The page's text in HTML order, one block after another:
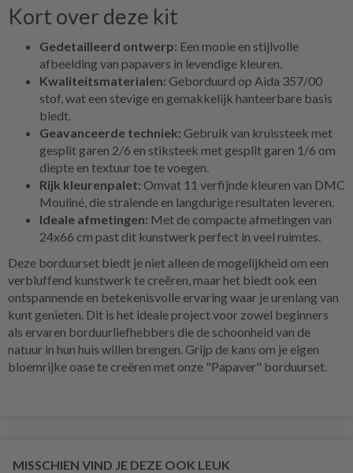
Kort over deze kit
Gedetailleerd ontwerp: Een mooie en stijlvolle
afbeelding van papavers in levendige kleuren.
Kwaliteitsmaterialen: Geborduurd op Aida 357/00
stof, wat een stevige en gemakkelijk hanteerbare basis
biedt.
Geavanceerde techniek: Gebruik van kruissteek met
gesplit garen 2/6 en stiksteek met gesplit garen 1/6 om
diepte en textuur toe te voegen.
Rijk kleurenpalet: Omvat 11 verfijnde kleuren van DMC
Mouliné, die stralende en langdurige resultaten leveren.
Ideale afmetingen: Met de compacte afmetingen van
24x66 cm past dit kunstwerk perfect in veel ruimtes.
Deze borduurset biedt je niet alleen de mogelijkheid om een ​​
verbluffend kunstwerk te creëren, maar het biedt ook een
ontspannende en betekenisvolle ervaring waar je urenlang van
kunt genieten. Dit is het ideale project voor zowel beginners
als ervaren borduurliefhebbers die de schoonheid van de
natuur in hun huis willen brengen. Grijp de kans om je eigen
bloemrijke oase te creëren met onze "Papaver" borduurset.
MISSCHIEN VIND JE DEZE OOK LEUK